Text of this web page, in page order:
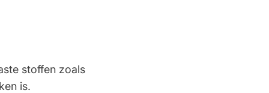
stoffen zoals
is.